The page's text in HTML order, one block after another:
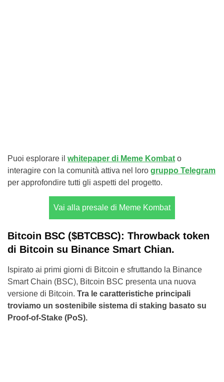
Puoi esplorare il whitepaper di Meme Kombat o
interagire con la comunità attiva nel loro gruppo Telegram
per approfondire tutti gli aspetti del progetto.
Vai alla presale di Meme Kombat
Bitcoin BSC ($BTCBSC): Throwback token
di Bitcoin su Binance Smart Chian.
Ispirato ai primi giorni di Bitcoin e sfruttando la Binance
Smart Chain (BSC), Bitcoin BSC presenta una nuova
versione di Bitcoin. Tra le caratteristiche principali
troviamo un sostenibile sistema di staking basato su
Proof-of-Stake (PoS).